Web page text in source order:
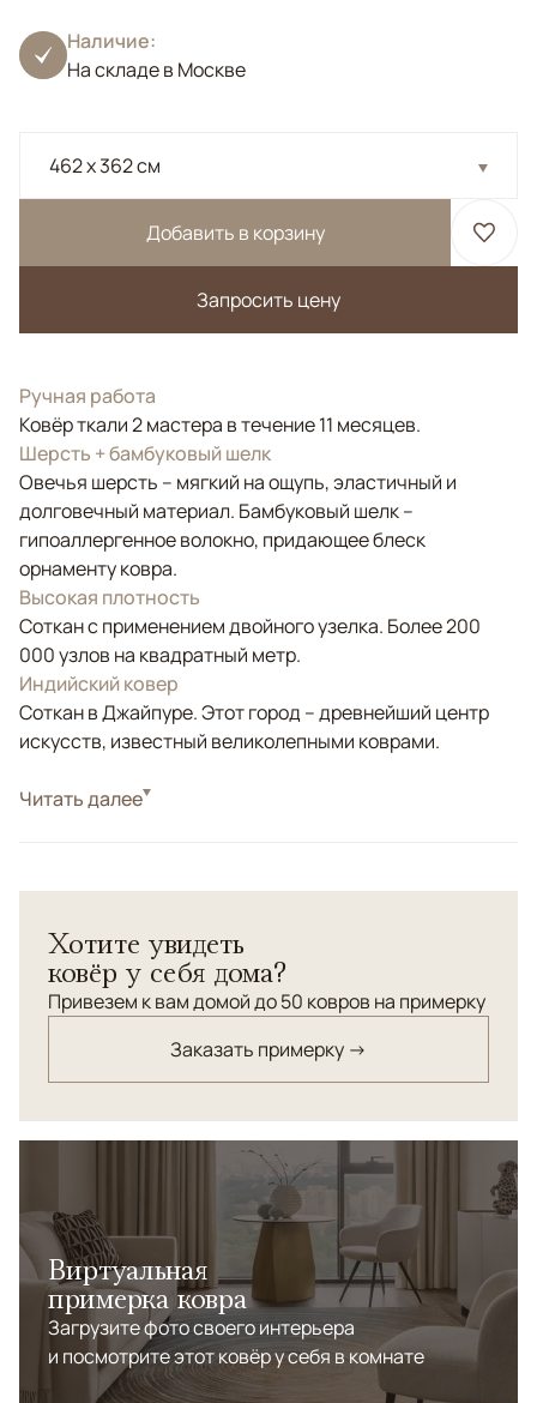
Наличие:
На складе в Москве
462 x 362 см
Добавить в корзину
Запросить цену
Ручная работа
Ковёр ткали 2 мастера в течение 11 месяцев.
Шерсть + бамбуковый шелк
Овечья шерсть – мягкий на ощупь, эластичный и
долговечный материал. Бамбуковый шелк –
гипоаллергенное волокно, придающее блеск
орнаменту ковра.
Высокая плотность
Соткан с применением двойного узелка. Более 200
000 узлов на квадратный метр.
Индийский ковер
Соткан в Джайпуре. Этот город – древнейший центр
искусств, известный великолепными коврами.
СтильСовременные
мягкой шерсти и экологичного бамбукового шелка. Его
текстура бархатиста на ощупь, а сложный глубокий
рисунок напоминает природные минералы и тени на
поверхности живость и выразительность. Тонкие
переходы цвета делают Aldo универсальным
решением для современных, минималистичных и
натуральных интерьеров. Это изделие, которое
сочетает спокойствие природы с премиальной
Читать далее
Хотите увидеть
ковёр у себя дома?
Привезем к вам домой до 50 ковров на примерку
Заказать примерку →
Виртуальная
примерка ковра
Загрузите фото своего интерьера
и посмотрите этот ковёр у себя в комнате